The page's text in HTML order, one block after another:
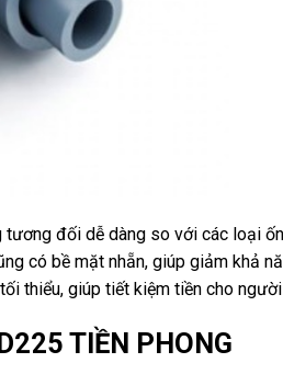
đối dễ dàng so với các loại
có bề mặt nhẵn, giúp giảm khả
thiểu, giúp tiết kiệm tiền cho
TIỀN PHONG